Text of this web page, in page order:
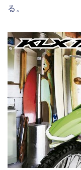
る。